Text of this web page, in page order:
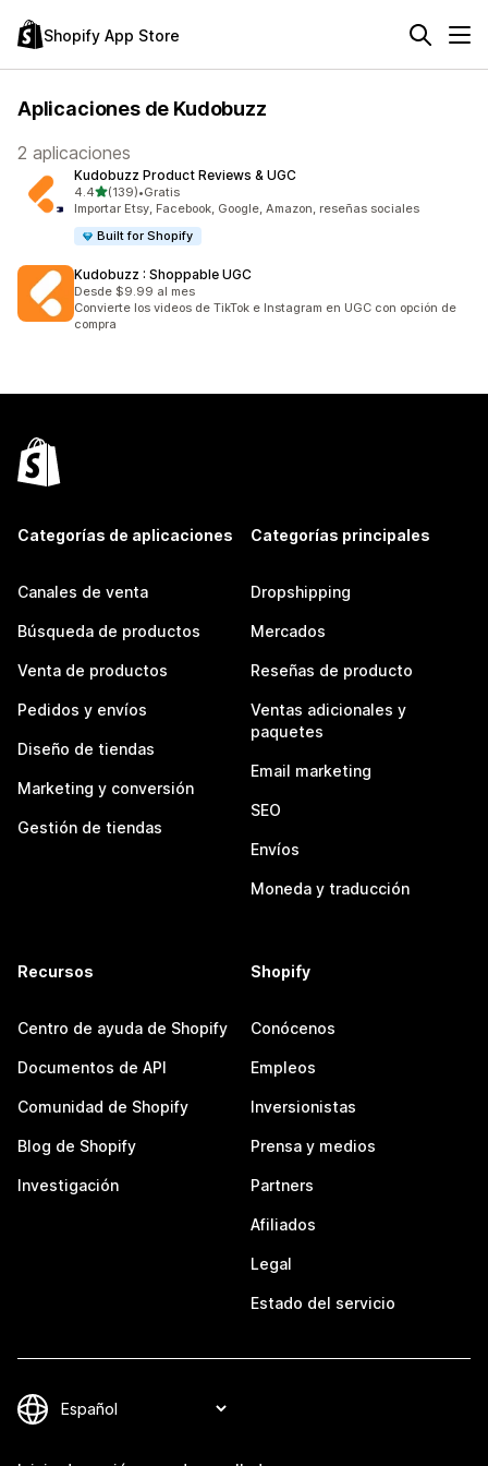
Shopify App Store
Aplicaciones de Kudobuzz
2 aplicaciones
Kudobuzz Product Reviews & UGC
4.4de 5 estrellas
(139)
139 reseñas en total
•Gratis
Importar Etsy, Facebook, Google, Amazon, reseñas sociales
Built for Shopify
Kudobuzz : Shoppable UGC
Desde $9.99 al mes
Convierte los videos de TikTok e Instagram en UGC con opción de
compra
Categorías de aplicaciones
Canales de venta
Búsqueda de productos
Venta de productos
Pedidos y envíos
Diseño de tiendas
Marketing y conversión
Gestión de tiendas
Categorías principales
Dropshipping
Mercados
Reseñas de producto
Ventas adicionales y
paquetes
Email marketing
SEO
Envíos
Moneda y traducción
Recursos
Centro de ayuda de Shopify
Documentos de API
Comunidad de Shopify
Blog de Shopify
Investigación
Shopify
Conócenos
Empleos
Inversionistas
Prensa y medios
Partners
Afiliados
Legal
Estado del servicio